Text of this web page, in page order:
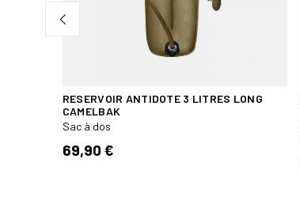
RESERVOIR ANTIDOTE 3 LITRES LONG
CAMELBAK
Sac à dos
69,90 €